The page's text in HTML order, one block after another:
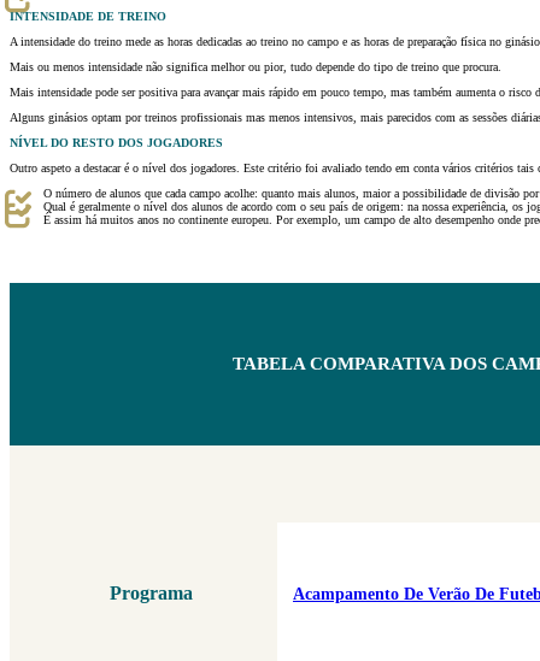
INTENSIDADE DE TREINO
A intensidade do treino mede as horas dedicadas ao treino no campo e as horas de preparação física no
Mais ou menos intensidade não significa melhor ou pior, tudo depende do tipo de treino que procura.
Mais intensidade pode ser positiva para avançar mais rápido em pouco tempo, mas também aumenta o
Alguns ginásios optam por treinos profissionais mas menos intensivos, mais parecidos com as sessões
NÍVEL DO RESTO DOS JOGADORES
Outro aspeto a destacar é o nível dos jogadores. Este critério foi avaliado tendo em conta vários critérios tais
O número de alunos que cada campo acolhe: quanto mais alunos, maior a possibilidade de divisão
Qual ​​é geralmente o nível dos alunos de acordo com o seu país de origem: na nossa experiência,
É assim há muitos anos no continente europeu. Por exemplo, um campo de alto desempenho onde
TABELA COMPARATIVA DOS
Programa Acampamento De Verão De